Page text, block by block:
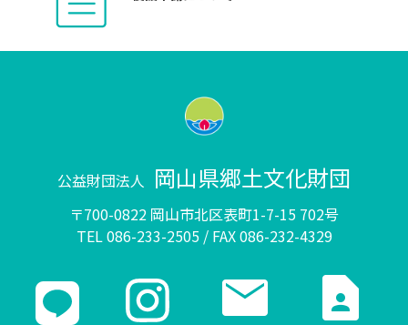
公益財団法人 岡山県郷土文化財団
〒700-0822 岡山市北区表町1-7-15 702号
TEL 086-233-2505 / FAX 086-232-4329
mail contact_page